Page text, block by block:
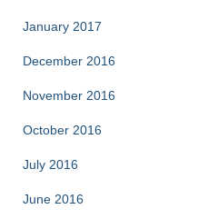
January 2017
December 2016
November 2016
October 2016
July 2016
June 2016